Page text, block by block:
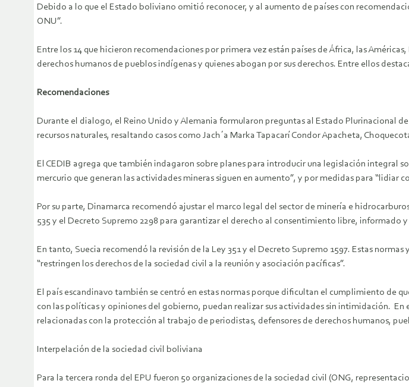
Debido a lo que el Estado boliviano omitió reconocer, y al aumento de países con
ONU”.
Entre los 14 que hicieron recomendaciones por primera vez están países de África, las
derechos humanos de pueblos indígenas y quienes abogan por sus derechos. Entre ellos
Recomendaciones
Durante el dialogo, el Reino Unido y Alemania formularon preguntas al Estado Plurinacional
recursos naturales, resaltando casos como Jach´a Marka Tapacarí Condor Apacheta,
El CEDIB agrega que también indagaron sobre planes para introducir una legislación integral
mercurio que generan las actividades mineras siguen en aumento”, y por medidas para “lidiar
Por su parte, Dinamarca recomendó ajustar el marco legal del sector de minería e
535 y el Decreto Supremo 2298 para garantizar el derecho al consentimiento libre, informado
En tanto, Suecia recomendó la revisión de la Ley 351 y el Decreto Supremo 1597. Estas
“restringen los derechos de la sociedad civil a la reunión y asociación pacíficas”.
El país escandinavo también se centró en estas normas porque dificultan el cumplimiento de
con las políticas y opiniones del gobierno, puedan realizar sus actividades sin intimidación. En
relacionadas con la protección al trabajo de periodistas, defensores de derechos humanos,
Interpelación de la sociedad civil boliviana
Para la tercera ronda del EPU fueron 50 organizaciones de la sociedad civil (ONG,